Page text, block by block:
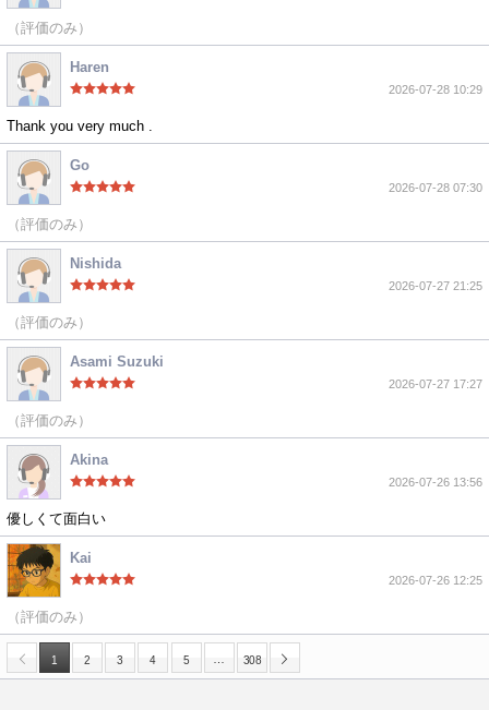
（評価のみ）
Haren
2026-07-28 10:29
Thank you very much .
Go
2026-07-28 07:30
（評価のみ）
Nishida
2026-07-27 21:25
（評価のみ）
Asami Suzuki
2026-07-27 17:27
（評価のみ）
Akina
2026-07-26 13:56
優しくて面白い
Kai
2026-07-26 12:25
（評価のみ）
1 2 3 4 5 308